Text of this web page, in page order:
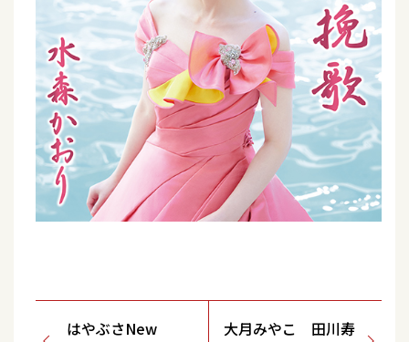
はやぶさNew
大月みやこ 田川寿